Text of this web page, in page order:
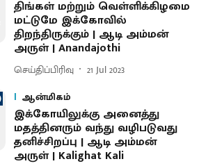
திங்கள் மற்றும் வெள்ளிக்கிழமை
மட்டுமே இக்கோவில்
திறந்திருக்கும் | ஆடி அம்மன்
அருள் | Anandajothi
செய்திப்பிரிவு
21 Jul 2023
ஆன்மிகம்
இக்கோயிலுக்கு அனைத்து
மதத்தினரும் வந்து வழிபடுவது
தனிச்சிறப்பு | ஆடி அம்மன்
அருள் | Kalighat Kali